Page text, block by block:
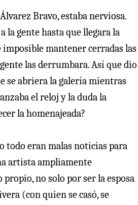
Bravo, estaba nerviosa.
la gente hasta que llegara la
mantener cerradas las
las derrumbara. Así que dio
se abriera la galería mientras
el reloj y la duda la
la homenajeada?
todo eran malas noticias para
artista ampliamente
no solo por ser la esposa
(con quien se casó, se